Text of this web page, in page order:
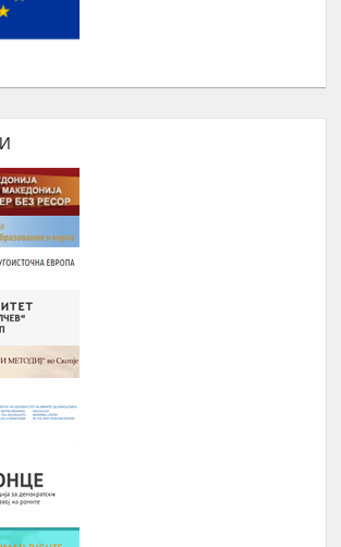
СТУДЕНТИ И КОРИСНИЦИ
И ФУНКЦИОНИРАЊЕ
студенти на
Подршка на СИП
иницијативи, кампањи),
во платформата
и користење на
еРомаверзитас.
ВЕЧЕР И ДРУГИ
лица: 5 лица и еден
НА ВАЖНИ
РОМСКИОТ НАРОД